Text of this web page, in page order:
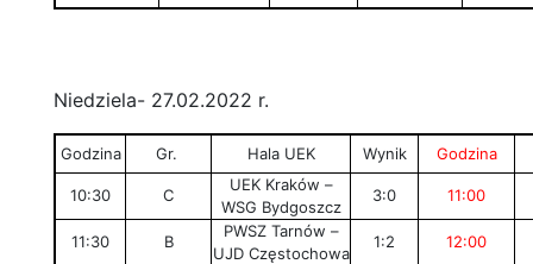
Niedziela- 27.02.2022 r.
Godzina Gr. Hala UEK Wynik Godzina
10:30 C
UEK Kraków –
WSG Bydgoszcz
3:0 11:00
11:30 B
PWSZ Tarnów –
UJD Częstochowa
1:2 12:00